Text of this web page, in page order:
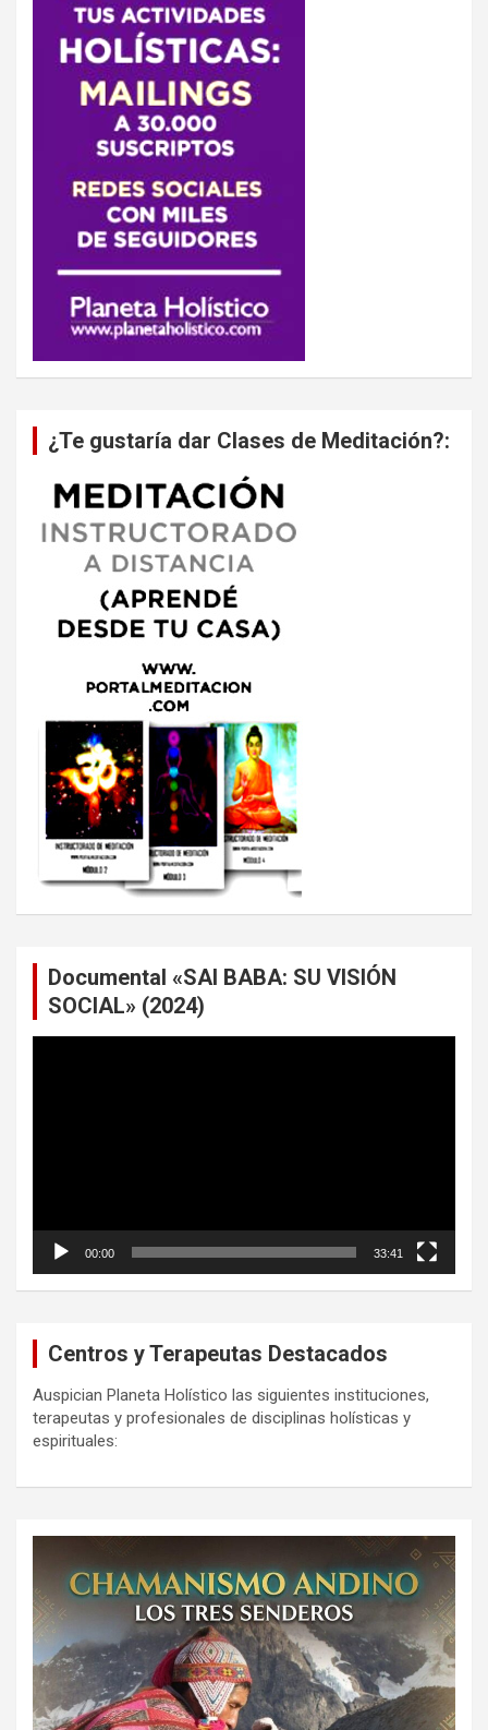
¿Te gustaría dar Clases de Meditación?:
Documental «SAI BABA: SU VISIÓN
SOCIAL» (2024)
00:00 33:41
Centros y Terapeutas Destacados
Auspician Planeta Holístico las siguientes instituciones,
terapeutas y profesionales de disciplinas holísticas y
espirituales: